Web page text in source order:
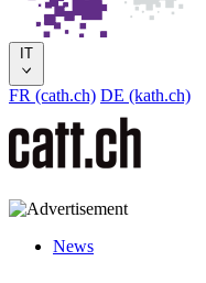
IT
FR (cath.ch) DE (kath.ch)
News